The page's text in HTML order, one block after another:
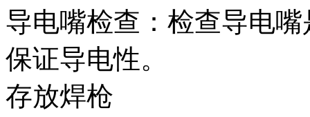
导电嘴检查：检查导电
保证导电性。
存放焊枪